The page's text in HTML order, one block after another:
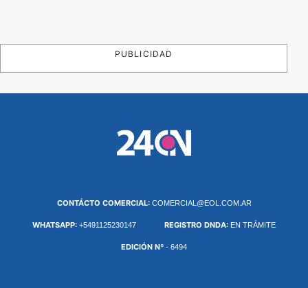
PUBLICIDAD
CONTÁCTO COMERCIAL: COMERCIAL@EOL.COM.AR
WHATSAPP: +5491125230147 REGISTRO DNDA: EN TRÁMITE
EDICIÓN Nº - 6494